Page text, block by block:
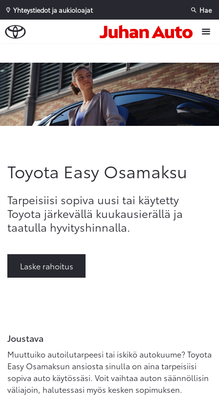
Yhteystiedot ja aukioloajat Hae
Toyota Easy Osamaksu
Tarpeisiisi sopiva uusi tai käytetty
Toyota järkevällä kuukausierällä ja
taatulla hyvityshinnalla.
Laske rahoitus
Joustava
Muuttuiko autoilutarpeesi tai iskikö autokuume? Toyota
Easy Osamaksun ansiosta sinulla on aina tarpeisiisi
sopiva auto käytössäsi. Voit vaihtaa auton säännöllisin
väliajoin, halutessasi myös kesken sopimuksen.